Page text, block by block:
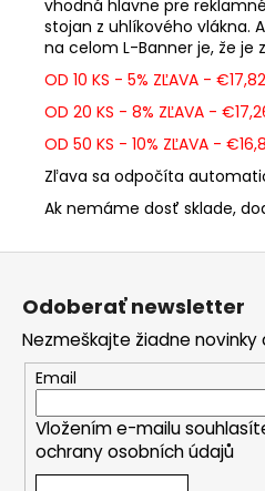
vhodná hlavne pre
stojan z uhlíkového vlákna.
na celom L-Banner je, že je
OD 10 KS - 5% ZĽAVA - €17,82
OD 20 KS - 8% ZĽAVA -
OD 50 KS - 10% ZĽAVA -
Zľava sa odpočíta
Ak nemáme dosť sklade,
Z
Odoberať newsletter
Nezmeškajte žiadne
Email
Vložením e-mailu
ochrany osobních údajů